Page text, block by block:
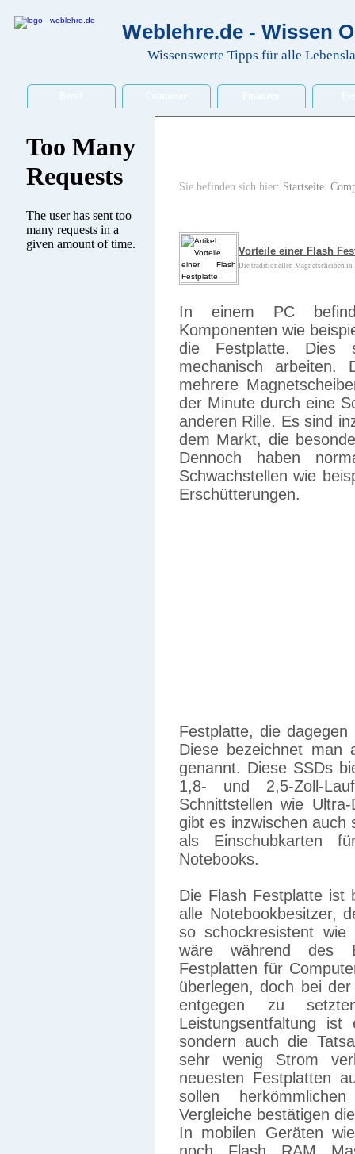
Weblehre.de - Wissen
Wissenswerte Tipps für alle
Sie befinden sich hier: Startseite:
Vorteile einer Flash
Die traditionellen Magnetscheiben in
In einem PC
Komponenten wie
die Festplatte. Dies
mechanisch
mehrere
der Minute durch eine
anderen Rille. Es sind
dem Markt, die
Dennoch haben
Schwachstellen wie
Erschütterungen.
Festplatte, die
Diese bezeichnet man
genannt. Diese SSDs
1,8- und 2,5-Zoll-
Schnittstellen wie
gibt es inzwischen auch
als Einschubkarten
Notebooks.
Die Flash Festplatte ist
alle Notebookbesitzer,
so schockresistent wie
wäre während des
Festplatten für
überlegen, doch bei
entgegen zu
Leistungsentfaltung
sondern auch die
sehr wenig Strom
neuesten Festplatten
sollen
Vergleiche bestätigen
In mobilen Geräten